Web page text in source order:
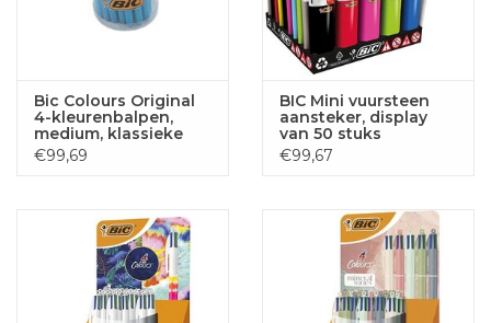
Bic Colours Original
4-kleurenbalpen,
medium, klassieke
inktkleuren, tubo van
36 stuks
€99,69
BIC Mini vuursteen
aansteker, display
van 50 stuks
€99,67